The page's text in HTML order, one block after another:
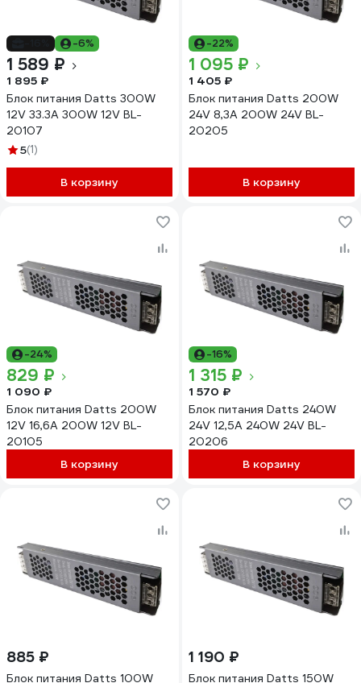
-6%
1 589 ₽
1 895 ₽
Блок питания Datts 300W
12V 33.3А 300W 12V BL-
20107
5(1)
В корзину
-22%
1 095 ₽
1 405 ₽
Блок питания Datts 200W
24V 8,3А 200W 24V BL-
20205
В корзину
-24%
829 ₽
1 090 ₽
Блок питания Datts 200W
12V 16,6А 200W 12V BL-
20105
В корзину
-16%
1 315 ₽
1 570 ₽
Блок питания Datts 240W
24V 12,5А 240W 24V BL-
20206
В корзину
885 ₽
Блок питания Datts 100W
1 190 ₽
Блок питания Datts 150W